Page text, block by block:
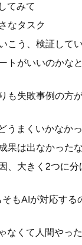
てみて
なタスク
こう、検証して
トがいいのかな
も失敗事例の方
うまくいかなか
果は出なかった
、大きく2つに分
もAIが対応する
なくて人間やっ